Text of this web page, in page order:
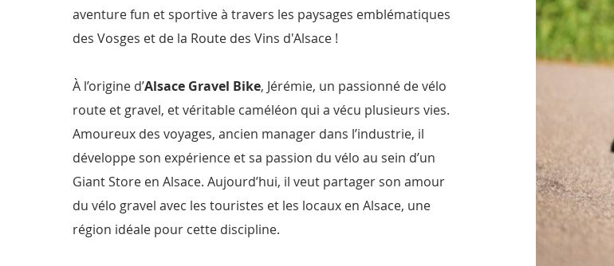
aventure fun et sportive à travers les paysages emblématiques
des Vosges et de la Route des Vins d'Alsace !
À l’origine d’Alsace Gravel Bike, Jérémie, un passionné de vélo
route et gravel, et véritable caméléon qui a vécu plusieurs vies.
Amoureux des voyages, ancien manager dans l’industrie, il
développe son expérience et sa passion du vélo au sein d’un
Giant Store en Alsace. Aujourd’hui, il veut partager son amour
du vélo gravel avec les touristes et les locaux en Alsace, une
région idéale pour cette discipline.